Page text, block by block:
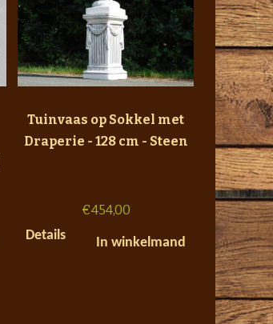
Tuinvaas op Sokkel met
Draperie - 128 cm - Steen
€454,00
Details
In winkelmand